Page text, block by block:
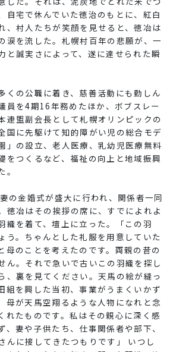
自宅で休んでいた徳治のもとに、紅白
、村人たちが笑顔を見せると、徳冶は
涙を流した。札幌村百年の悲願が、一
と誠実さによって、遂に達せられた瞬
くの公職に着き、慈善活動にも勤しん
員を4期16年務めたほか、ボブスレー
連盟副会長として札幌オリンピックの
国に先駆けて知的障がい児の総合モデ
」の設立、老人医療、乳幼児医療無料
をつくるなど、福祉の向上と地域振興
の金婚式が盛大に行われ、関係者一同
徳冶はその挨拶の席に、すでによれよ
織を着て、壇上に立った。「この羽
う。ちゃんとした礼服を用意していた
母のことを考えたのです。両親の昔の
ん。それで急いで古いこの羽織を探し
、裏を見てください。天馬の絵が縫っ
組を興した当初、事業がうまくいかず
母が天馬空翔るような人物になれと念
れたものです。私はその親心に深く感
、妻や子供たち、仕事関係者や部下、
んに接してきたつもりです」 いつし